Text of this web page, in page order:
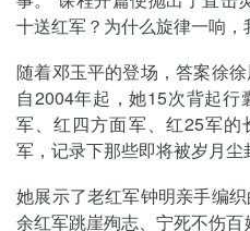
十送红军？为什么旋律一响
随着邓玉平的登场，答案徐
自2004年起，她15次背起
军、红四方面军、红25军
军，记录下那些即将被岁月尘
她展示了老红军钟明亲手编
余红军跳崖殉志、宁死不伤